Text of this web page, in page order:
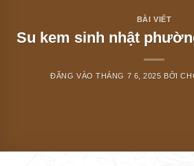
BÀI VIẾT
Su kem sinh nhật
ĐĂNG VÀOTHÁNG 7 6, 2025 BỞI